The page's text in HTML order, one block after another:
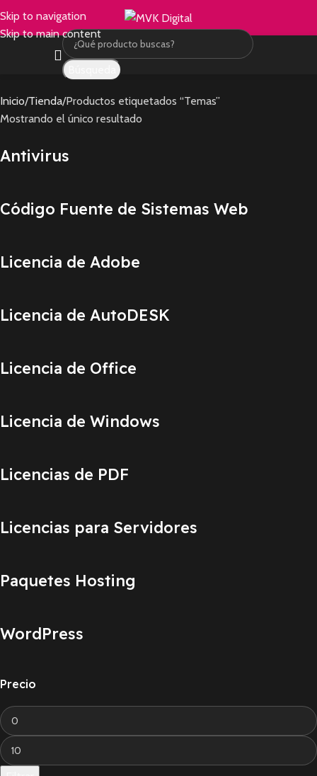
Skip to navigation
Skip to main content
Inicio Tienda Productos etiquetados “Temas”
Mostrando el único resultado
Antivirus
Código Fuente de Sistemas Web
Licencia de Adobe
Licencia de AutoDESK
Licencia de Office
Licencia de Windows
Licencias de PDF
Licencias para Servidores
Paquetes Hosting
WordPress
Precio